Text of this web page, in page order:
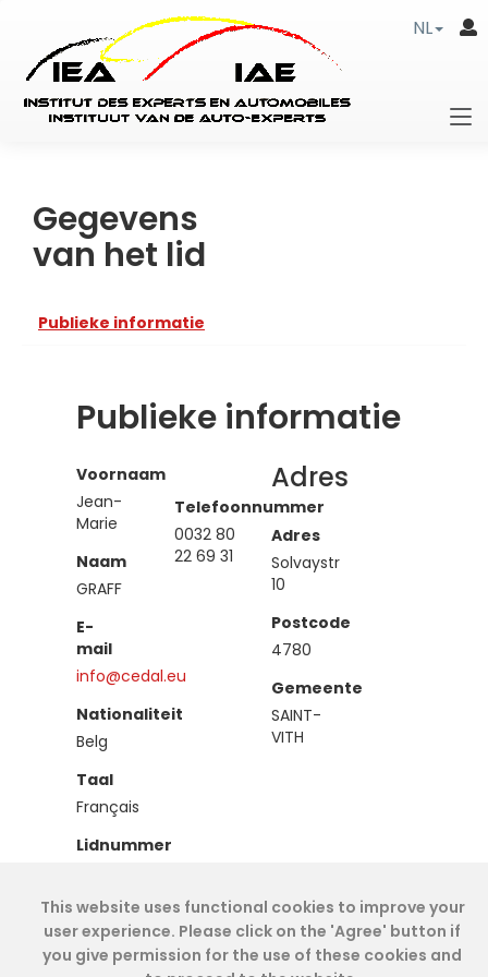
NL
Gegevens
van het lid
Publieke informatie
Publieke informatie
Voornaam
Jean-
Marie
Naam
GRAFF
E-
mail
info@cedal.eu
Nationaliteit
Belg
Taal
Français
Lidnummer
Type
Effectief
Telefoonnummer
0032 80
22 69 31
Adres
Adres
Solvaystr
10
Postcode
4780
Gemeente
SAINT-
VITH
This website uses functional cookies to improve your
user experience. Please click on the 'Agree' button if
you give permission for the use of these cookies and